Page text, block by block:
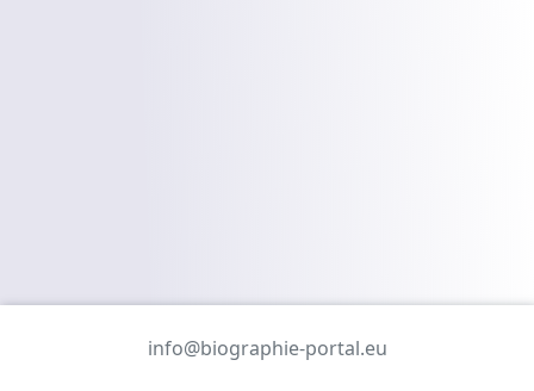
info@biographie-portal.eu